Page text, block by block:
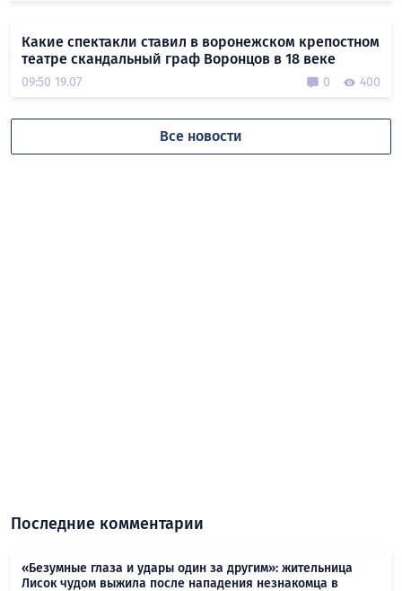
Какие спектакли ставил в воронежском крепостном
театре скандальный граф Воронцов в 18 веке
09:50 19.07 0 400
Все новости
Последние комментарии
«Безумные глаза и удары один за другим»: жительница
Лисок чудом выжила после нападения незнакомца в